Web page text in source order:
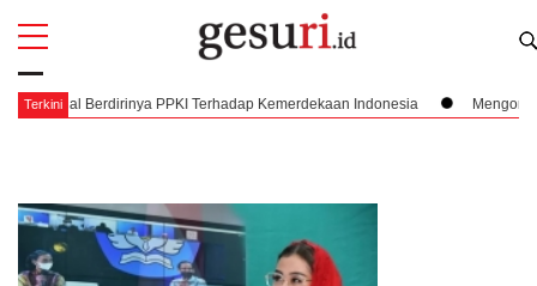
Terkini Kemerdekaan Indonesia Mengorkestrasi Faksi, Sukarno,
All